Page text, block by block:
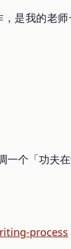
是我的老
一个「功夫
process